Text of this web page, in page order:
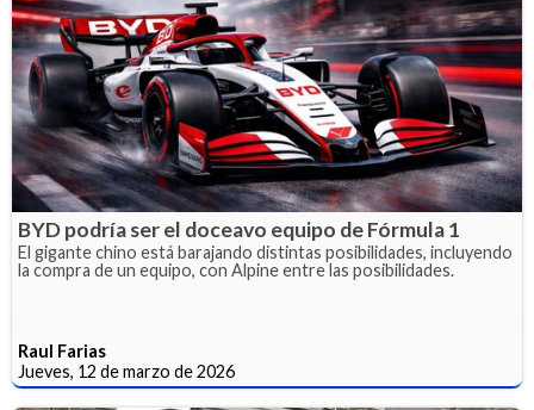
BYD podría ser el doceavo equipo de Fórmula 1
El gigante chino está barajando distintas posibilidades, incluyendo
la compra de un equipo, con Alpine entre las posibilidades.
Raul Farias
Jueves, 12 de marzo de 2026